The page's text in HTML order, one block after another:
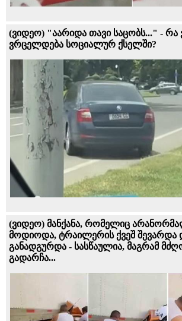
(ვიდეო) "აარიდა თავი საცობს..." - რა
ვრცელდება სოციალურ ქსელში?
(ვიდეო) მანქანა, რომელიც
მოდიოდა, ტრაილერის ქვეშ შევარდა
განადგურდა - სასწაულია, მაგრამ
გადარჩა...